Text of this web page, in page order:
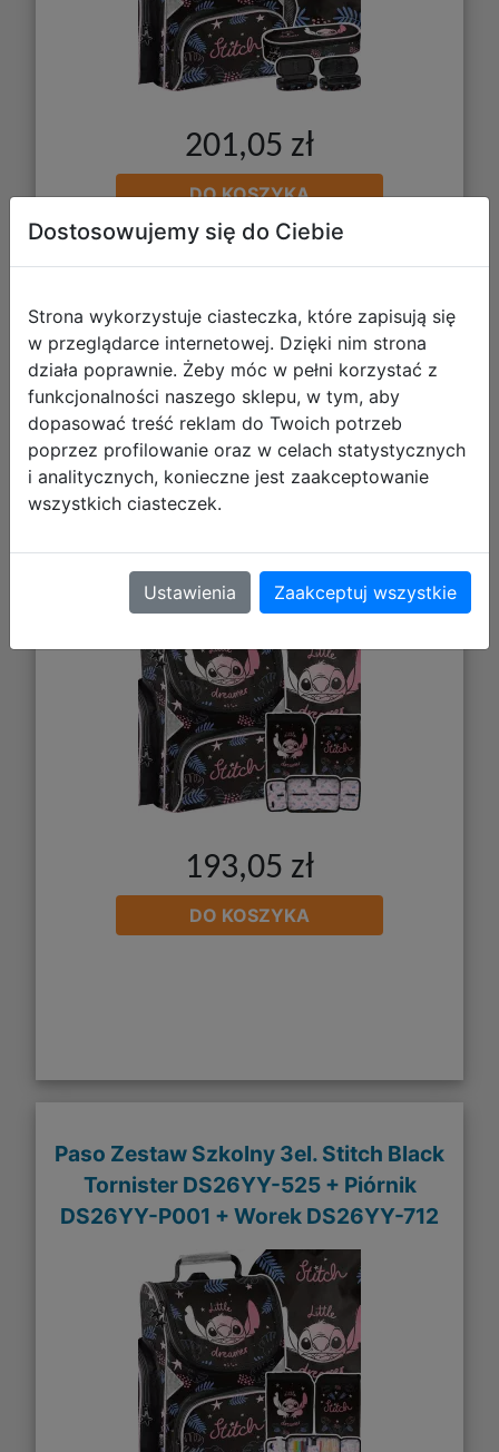
201,05 zł
DO KOSZYKA
Galeria zdjęć
Paso Zestaw Szkolny 3el. Stitch Black
Tornister DS26YY-525 + Piórnik
712
193,05 zł
DO KOSZYKA
Paso Zestaw Szkolny 3el. Stitch Black
Tornister DS26YY-525 + Piórnik
DS26YY-P001 + Worek DS26YY-712
Dostosowujemy się do Ciebie
Strona wykorzystuje ciasteczka, które zapisują się
w przeglądarce internetowej. Dzięki nim strona
działa poprawnie. Żeby móc w pełni korzystać z
funkcjonalności naszego sklepu, w tym, aby
dopasować treść reklam do Twoich potrzeb
poprzez profilowanie oraz w celach statystycznych
i analitycznych, konieczne jest zaakceptowanie
wszystkich ciasteczek.
Ustawienia Zaakceptuj wszystkie